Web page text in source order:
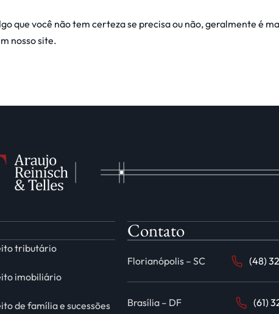
que você não tem certeza se precisa ou não, geralmente é
nosso site.
tributário
imobiliário
de família e sucessões
Contato
Florianópolis – SC (48)
Brasília – DF (61)